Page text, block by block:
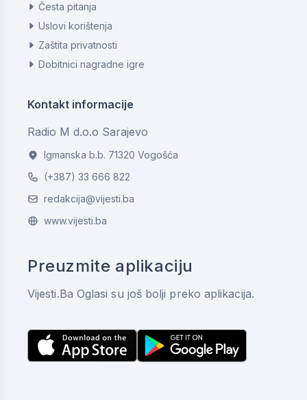
Česta pitanja
Uslovi korištenja
Zaštita privatnosti
Dobitnici nagradne igre
Kontakt informacije
Radio M d.o.o Sarajevo
Igmanska b.b. 71320 Vogošća
(+387) 33 666 822
redakcija@vijesti.ba
www.vijesti.ba
Preuzmite aplikaciju
Vijesti.Ba Oglasi su još bolji preko aplikacija.